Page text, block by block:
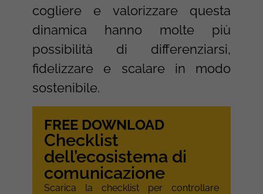
cogliere e valorizzare questa
dinamica hanno molte più
possibilità di differenziarsi,
fidelizzare e scalare in modo
sostenibile.
FREE DOWNLOAD
Checklist
dell’ecosistema di
comunicazione
Scarica la checklist per controllare